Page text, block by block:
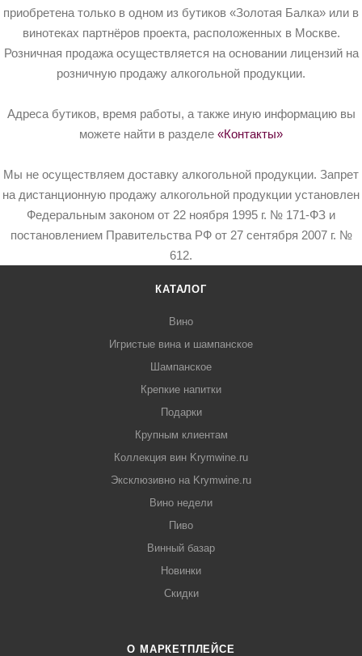
приобретена только в одном из бутиков «Золотая Балка» или в
винотеках партнёров проекта, расположенных в Москве.
Розничная продажа осуществляется на основании лицензий на
розничную продажу алкогольной продукции.
Адреса бутиков, время работы, а также иную информацию вы
можете найти в разделе «Контакты»
Мы не осуществляем доставку алкогольной продукции. Запрет
на дистанционную продажу алкогольной продукции установлен
Федеральным законом от 22 ноября 1995 г. № 171-ФЗ и
постановлением Правительства РФ от 27 сентября 2007 г. №
612.
КАТАЛОГ
Вино
Игристые вина и шампанское
Шампанское
Крепкие напитки
Подарки
Крупным клиентам
Коллекция вин Krymwine.ru
Эксклюзивно на Krymwine.ru
Вино недели
Пиво
Винный базар
Новинки
Скидки
О МАРКЕТПЛЕЙСЕ